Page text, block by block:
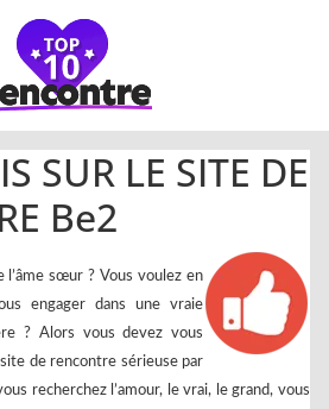
SUR LE SITE DE
Be2
l’âme sœur ? Vous voulez en
engager dans une vraie
? Alors vous devez vous
de rencontre sérieuse par
recherchez l’amour, le vrai, le grand, vous